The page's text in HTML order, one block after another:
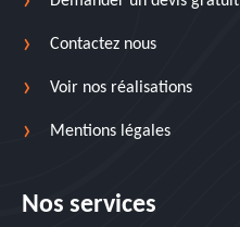
Contactez nous
Voir nos réalisations
Mentions légales
Nos services